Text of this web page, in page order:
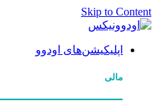
Skip to Content
اپلیکیشن‌های اودوو
مالی